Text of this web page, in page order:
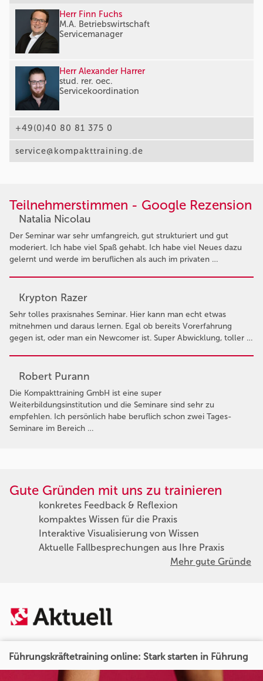
Herr Finn Fuchs
M.A. Betriebswirtschaft
Servicemanager
Herr Alexander Harrer
stud. rer. oec.
Servicekoordination
+49(0)40 80 81 375 0
service@kompakttraining.de
Teilnehmerstimmen - Google Rezension
Natalia Nicolau
Der Seminar war sehr umfangreich, gut strukturiert und gut
moderiert. Ich habe viel Spaß gehabt. Ich habe viel Neues dazu
gelernt und werde im beruflichen als auch im privaten …
Krypton Razer
Sehr tolles praxisnahes Seminar. Hier kann man echt etwas
mitnehmen und daraus lernen. Egal ob bereits Vorerfahrung
gegen ist, oder man ein Newcomer ist. Super Abwicklung, toller …
Robert Purann
Die Kompakttraining GmbH ist eine super
Weiterbildungsinstitution und die Seminare sind sehr zu
empfehlen. Ich persönlich habe beruflich schon zwei Tages-
Seminare im Bereich …
Gute Gründen mit uns zu trainieren
konkretes Feedback & Reflexion
kompaktes Wissen für die Praxis
Interaktive Visualisierung von Wissen
Aktuelle Fallbesprechungen aus Ihre Praxis
Mehr gute Gründe
Führungskräftetraining online: Stark starten in Führung